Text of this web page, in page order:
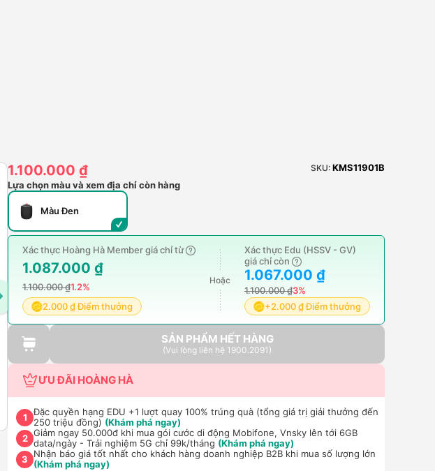
1.100.000 ₫ SKU: KMS11901B
Lựa chọn màu và xem địa chỉ còn hàng
Màu Đen
Xác thực Hoàng Hà Member giá chỉ từ
1.087.000 ₫
1.100.000 ₫1.2%
2.000 ₫ Điểm thưởng
Hoặc
Xác thực Edu (HSSV - GV)
giá chỉ còn
1.067.000 ₫
1.100.000 ₫3%
+2.000 ₫ Điểm thưởng
SẢN PHẨM HẾT HÀNG
(Vui lòng liên hệ 1900.2091)
ƯU ĐÃI HOÀNG HÀ
1
Đặc quyền hạng EDU +1 lượt quay 100% trúng quà (tổng giá trị giải thưởng đến
250 triệu đồng) (Khám phá ngay)
2 Giảm ngay 50.000đ khi mua gói cước di động Mobifone, Vnsky lên tới 6GB
data/ngày - Trải nghiệm 5G chỉ 99k/tháng (Khám phá ngay)
3
Nhận báo giá tốt nhất cho khách hàng doanh nghiệp B2B khi mua số lượng lớn
(Khám phá ngay)